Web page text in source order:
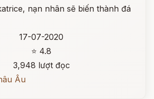
nạn nhân sẽ biến thành đá
17-07-2020
⭐ 4.8
3,948 lượt đọc
Âu